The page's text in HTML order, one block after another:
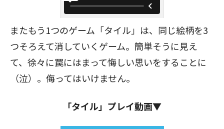
またもう1つのゲーム「タイル」は、同じ絵柄を3
つそろえて消していくゲーム。簡単そうに見え
て、徐々に罠にはまって悔しい思いをすることに
（泣）。侮ってはいけません。
「タイル」プレイ動画▼